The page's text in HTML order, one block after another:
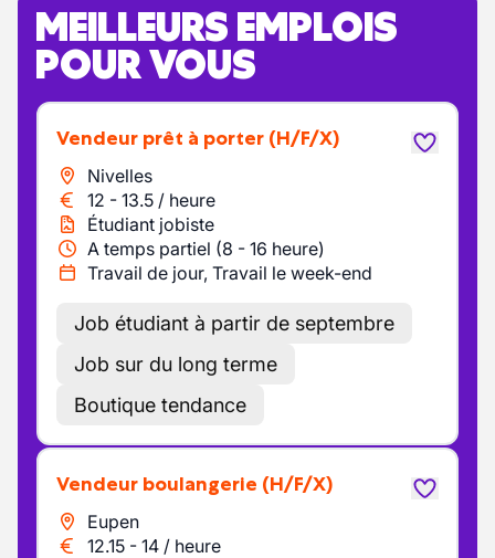
MEILLEURS EMPLOIS
POUR VOUS
Vendeur prêt à porter (H/F/X)
Nivelles
12 - 13.5 / heure
Étudiant jobiste
A temps partiel (8 - 16 heure)
Travail de jour, Travail le week-end
Job étudiant à partir de septembre
Job sur du long terme
Boutique tendance
Vendeur boulangerie (H/F/X)
Eupen
12.15 - 14 / heure